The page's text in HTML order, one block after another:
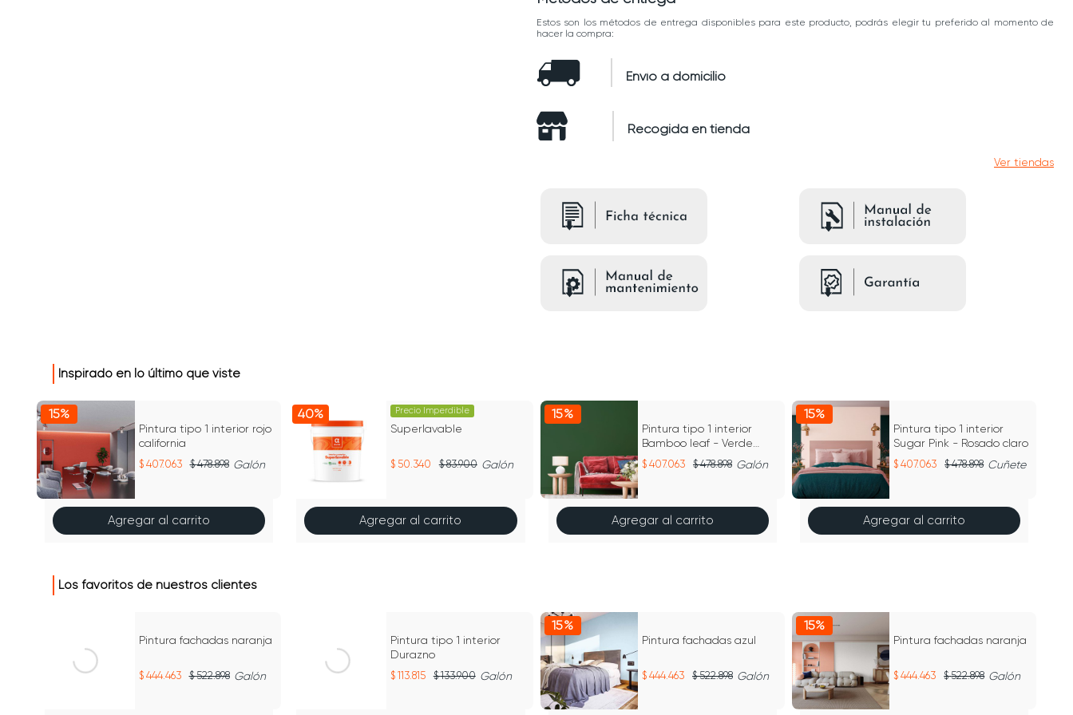
Estos son los métodos de entrega disponibles para este producto, podrás elegir tu preferido al momento de
hacer la compra:
Envío a domicilio
Recogida en tienda
Ver tiendas
Inspirado en lo último que viste
15%
Pintura tipo 1 interior rojo
california
407.063 478.898 Galón
Agregar al carrito
40% Precio Imperdible
Superlavable
50.340 83.900 Galón
Agregar al carrito
15%
Pintura tipo 1 interior
Bamboo leaf - Verde
bambú
407.063 478.898 Galón
Agregar al carrito
15%
Pintura tipo 1 interior
Sugar Pink - Rosado claro
407.063 478.898 Cuñete
Agregar al carrito
Los favoritos de nuestros clientes
Pintura fachadas naranja
444.463 522.898 Galón
Pintura tipo 1 interior
Durazno
113.815 133.900 Galón
15%
Pintura fachadas azul
444.463 522.898 Galón
15%
Pintura fachadas naranja
444.463 522.898 Galón